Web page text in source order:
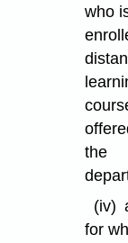
who
the
(iv)
for